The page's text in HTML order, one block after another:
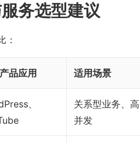
务选型建议
：
品应用 适用场景
、
关系型业务、高
并发